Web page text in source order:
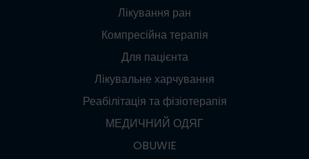
Лікування ран
Компресійна терапія
Для пацієнта
Лікувальне харчування
Реабілітація та фізіотерапія
МЕДИЧНИЙ ОДЯГ
OBUWIE